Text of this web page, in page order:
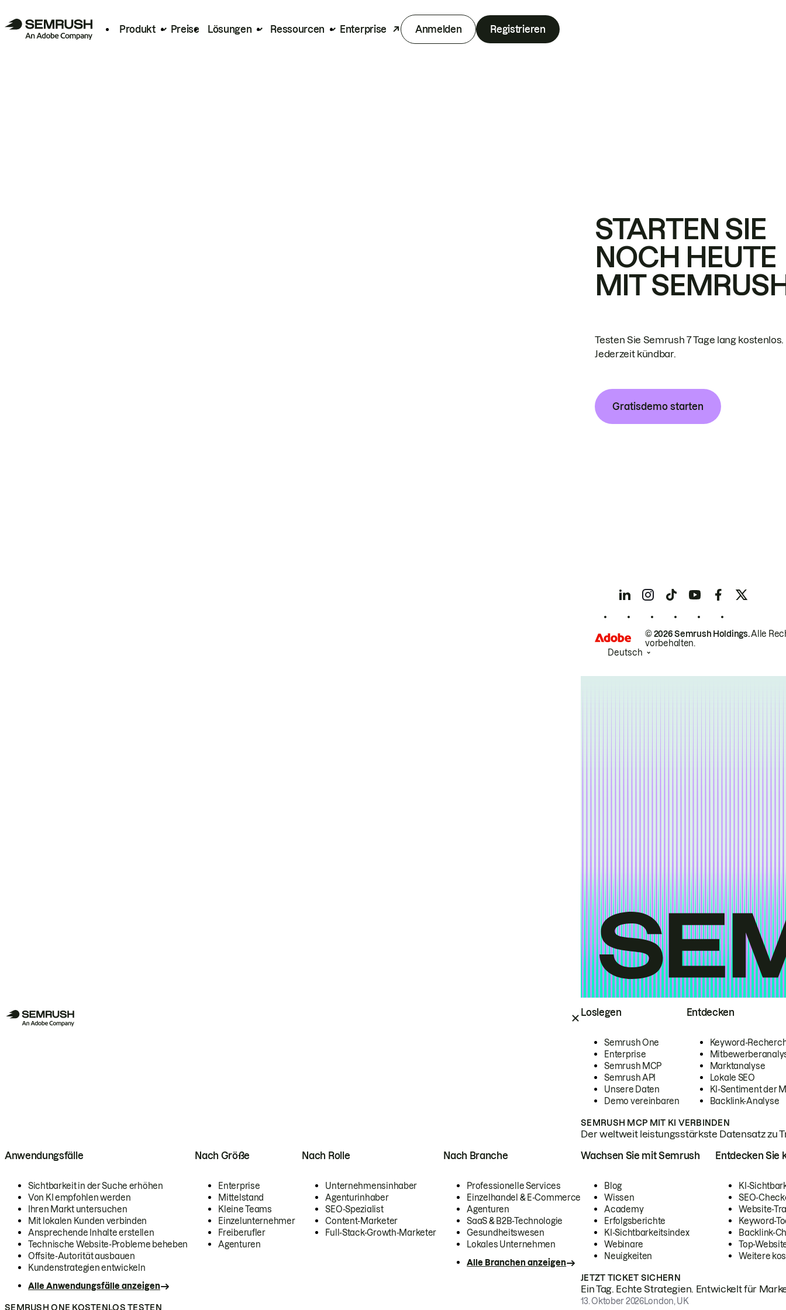
Produkt Preise Lösungen Ressourcen Enterprise Anmelden Registrieren
Loslegen
Semrush One
Enterprise
Semrush MCP
Semrush API
Unsere Daten
Demo vereinbaren
Entdecken
Keyword-
Marktanalyse
Lokale SEO
KI-Sentiment der
Backlink-Analyse
SEMRUSH MCP MIT KI VERBINDEN
Der weltweit leistungsstärkste Datensatz zu
Anwendungsfälle
Sichtbarkeit in der Suche erhöhen
Von KI empfohlen werden
Ihren Markt untersuchen
Mit lokalen Kunden verbinden
Ansprechende Inhalte erstellen
Technische Website-Probleme beheben
Offsite-Autorität ausbauen
Kundenstrategien entwickeln
Alle Anwendungsfälle anzeigen
Nach Größe
Enterprise
Mittelstand
Kleine Teams
Einzelunternehmer
Freiberufler
Agenturen
Nach Rolle
Unternehmensinhaber
Agenturinhaber
SEO-Spezialist
Content-Marketer
Full-Stack-Growth-Marketer
Nach Branche
Professionelle Services
Einzelhandel & E-Commerce
Agenturen
SaaS & B2B-Technologie
Gesundheitswesen
Lokales Unternehmen
Alle Branchen anzeigen
SEMRUSH ONE KOSTENLOS TESTEN
Wachsen Sie mit Semrush
Blog
Wissen
Academy
Erfolgsberichte
KI-Sichtbarkeitsindex
Webinare
Neuigkeiten
Entdecken Sie
KI-
SEO-
Website-
Keyword-
Backlink-
Top-
Weitere
JETZT TICKET SICHERN
Ein Tag. Echte Strategien. Entwickelt für
13. Oktober 2026London, UK
STARTEN SIE
NOCH HEUTE
MIT
Testen Sie Semrush 7 Tage lang kostenlos.
Jederzeit kündbar.
Gratisdemo starten
© 2026 Semrush Holdings.Alle
vorbehalten.
Deutsch